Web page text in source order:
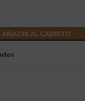
AÑADIR AL CARRITO